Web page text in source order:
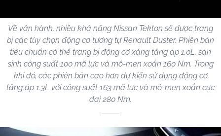
Về vận hành, nhiều khả năng Nissan Tekton sẽ được trang
bị các tùy chọn động cơ tương tự Renault Duster. Phiên bản
tiêu chuẩn có thể trang bị động cơ xăng tăng áp 1.0L, sản
sinh công suất 100 mã lực và mô-men xoắn 160 Nm. Trong
khi đó, các phiên bản cao hơn dự kiến sử dụng động cơ
tăng áp 1.3L với công suất 163 mã lực và mô-men xoắn cực
đại 280 Nm.